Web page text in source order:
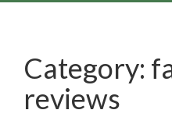
Category:
reviews